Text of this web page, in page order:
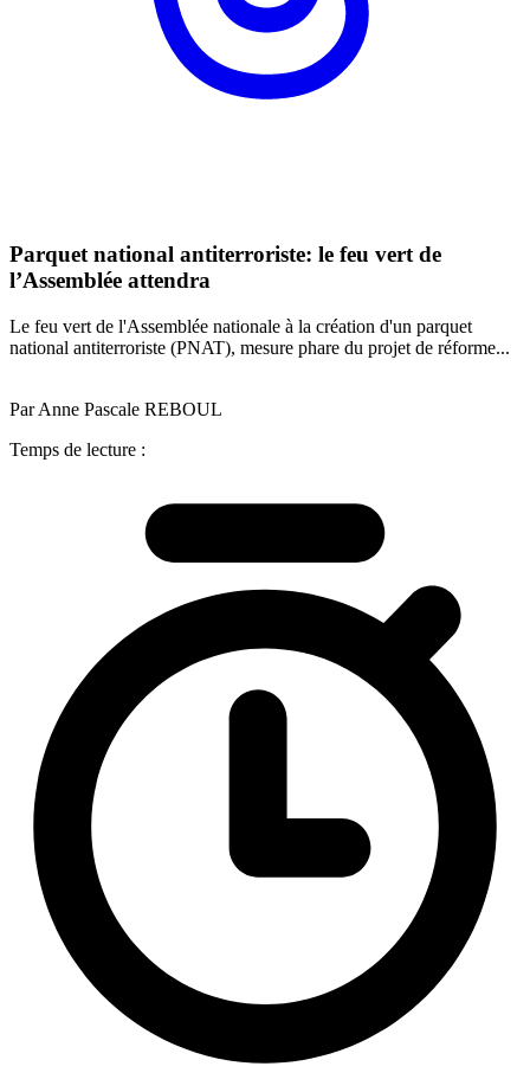
Parquet national antiterroriste: le feu vert de
l’Assemblée attendra
Le feu vert de l'Assemblée nationale à la création d'un parquet
national antiterroriste (PNAT), mesure phare du projet de réforme...
Par Anne Pascale REBOUL
Temps de lecture :